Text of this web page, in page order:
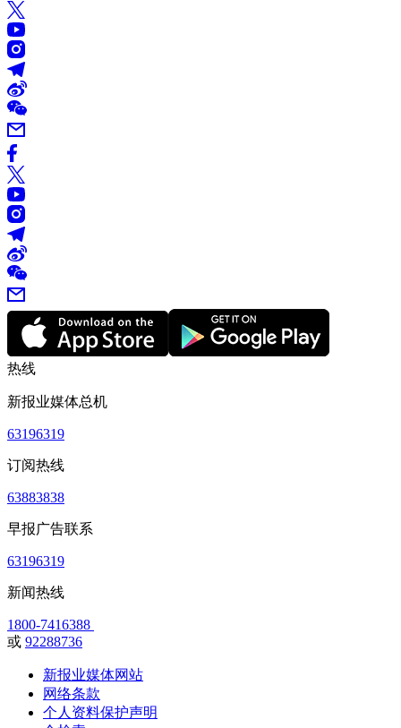
热线
新报业媒体总机
63196319
订阅热线
63883838
早报广告联系
63196319
新闻热线
1800-7416388
或 92288736
新报业媒体网站
网络条款
个人资料保护声明